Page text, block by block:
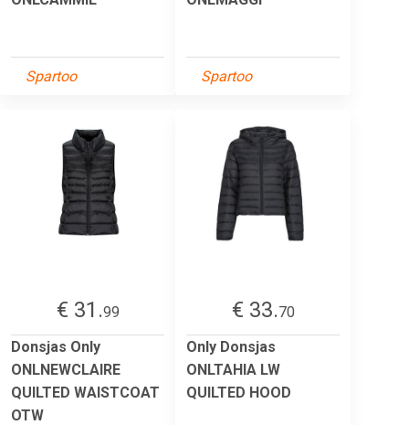
Spartoo Spartoo
€ 31.99
Donsjas Only
ONLNEWCLAIRE
QUILTED WAISTCOAT
OTW
€ 33.70
Only Donsjas
ONLTAHIA LW
QUILTED HOOD